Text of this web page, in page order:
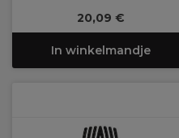
20,09 €
In winkelmandje